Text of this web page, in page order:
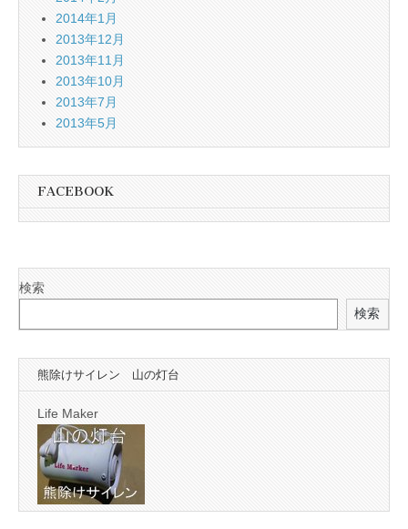
2014年1月
2013年12月
2013年11月
2013年10月
2013年7月
2013年5月
FACEBOOK
検索
検索
熊除けサイレン 山の灯台
Life Maker